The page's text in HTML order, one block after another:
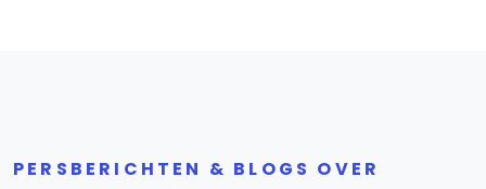
PERSBERICHTEN & BLOGS OVER